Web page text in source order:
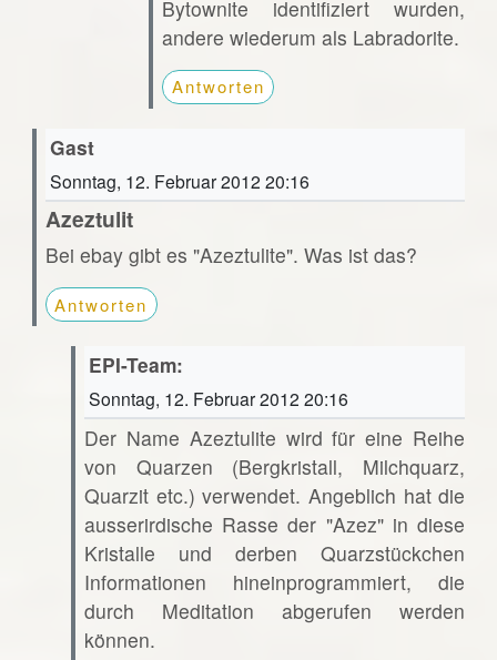
Bytownite identifiziert wurden,
andere wiederum als Labradorite.
Antworten
Gast
Sonntag, 12. Februar 2012 20:16
Azeztulit
Bei ebay gibt es "Azeztulite". Was ist das?
Antworten
EPI-Team:
Sonntag, 12. Februar 2012 20:16
Der Name Azeztulite wird für eine Reihe
von Quarzen (Bergkristall, Milchquarz,
Quarzit etc.) verwendet. Angeblich hat die
ausserirdische Rasse der "Azez" in diese
Kristalle und derben Quarzstückchen
Informationen hineinprogrammiert, die
durch Meditation abgerufen werden
können.